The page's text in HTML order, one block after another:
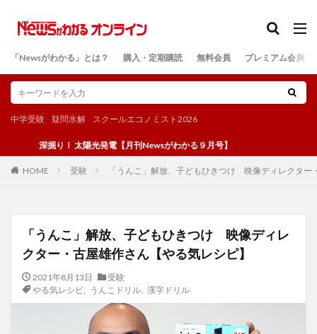
「Newsがわかる」とは？ 購入・定期購読 無料会員 プレミアム会員
中学受験 疑問氷解 スクールエコノミスト2026
深掘り！ 太陽光発電【月刊Newsがわかる９月号】
HOME 受験 「うんこ」解放、子どもひきつけ 映像ディレクター
「うんこ」解放、子どもひきつけ 映像ディレ
クター・古屋雄作さん【やる気レシピ】
2021年8月13日
受験
やる気レシピ, うんこドリル, 漢字ドリル
検索